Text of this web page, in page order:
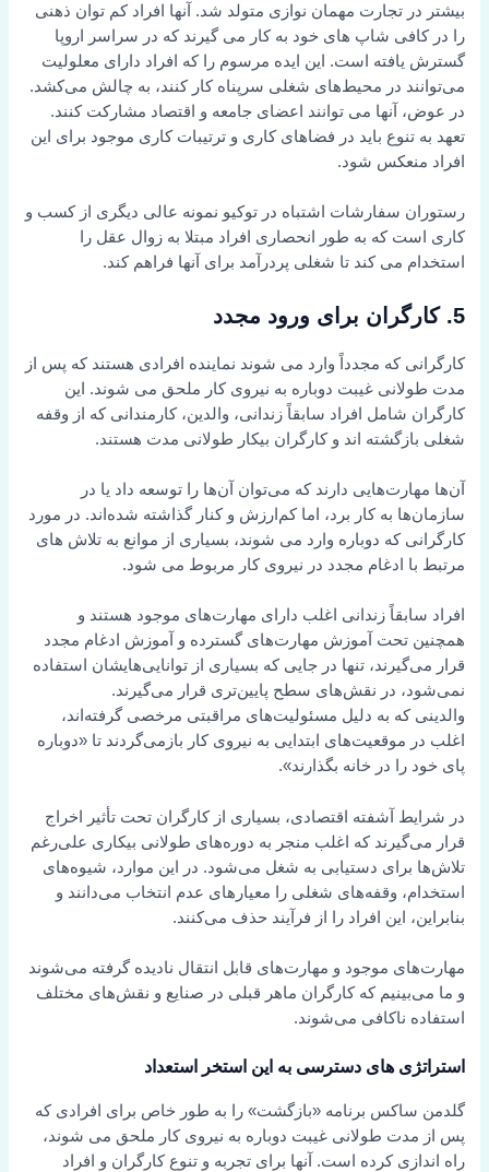
بیشتر در تجارت مهمان نوازی متولد شد. آنها افراد کم توان ذهنی
را در کافی شاپ های خود به کار می گیرند که در سراسر اروپا
گسترش یافته است. این ایده مرسوم را که افراد دارای معلولیت
می‌توانند در محیط‌های شغلی سرپناه کار کنند، به چالش می‌کشد.
در عوض، آنها می توانند اعضای جامعه و اقتصاد مشارکت کنند.
تعهد به تنوع باید در فضاهای کاری و ترتیبات کاری موجود برای این
افراد منعکس شود.
رستوران سفارشات اشتباه در توکیو نمونه عالی دیگری از کسب و
کاری است که به طور انحصاری افراد مبتلا به زوال عقل را
استخدام می کند تا شغلی پردرآمد برای آنها فراهم کند.
5. کارگران برای ورود مجدد
کارگرانی که مجدداً وارد می شوند نماینده افرادی هستند که پس از
مدت طولانی غیبت دوباره به نیروی کار ملحق می شوند. این
کارگران شامل افراد سابقاً زندانی، والدین، کارمندانی که از وقفه
شغلی بازگشته اند و کارگران بیکار طولانی مدت هستند.
آن‌ها مهارت‌هایی دارند که می‌توان آن‌ها را توسعه داد یا در
سازمان‌ها به کار برد، اما کم‌ارزش و کنار گذاشته شده‌اند. در مورد
کارگرانی که دوباره وارد می شوند، بسیاری از موانع به تلاش های
مرتبط با ادغام مجدد در نیروی کار مربوط می شود.
افراد سابقاً زندانی اغلب دارای مهارت‌های موجود هستند و
همچنین تحت آموزش مهارت‌های گسترده و آموزش ادغام مجدد
قرار می‌گیرند، تنها در جایی که بسیاری از توانایی‌هایشان استفاده
نمی‌شود، در نقش‌های سطح پایین‌تری قرار می‌گیرند.
والدینی که به دلیل مسئولیت‌های مراقبتی مرخصی گرفته‌اند،
اغلب در موقعیت‌های ابتدایی به نیروی کار بازمی‌گردند تا «دوباره
پای خود را در خانه بگذارند».
در شرایط آشفته اقتصادی، بسیاری از کارگران تحت تأثیر اخراج
قرار می‌گیرند که اغلب منجر به دوره‌های طولانی بیکاری علی‌رغم
تلاش‌ها برای دستیابی به شغل می‌شود. در این موارد، شیوه‌های
استخدام، وقفه‌های شغلی را معیارهای عدم انتخاب می‌دانند و
بنابراین، این افراد را از فرآیند حذف می‌کنند.
مهارت‌های موجود و مهارت‌های قابل انتقال نادیده گرفته می‌شوند
و ما می‌بینیم که کارگران ماهر قبلی در صنایع و نقش‌های مختلف
استفاده ناکافی می‌شوند.
استراتژی های دسترسی به این استخر استعداد
گلدمن ساکس برنامه «بازگشت» را به طور خاص برای افرادی که
پس از مدت طولانی غیبت دوباره به نیروی کار ملحق می شوند،
راه اندازی کرده است. آنها برای تجربه و تنوع کارگران و افراد